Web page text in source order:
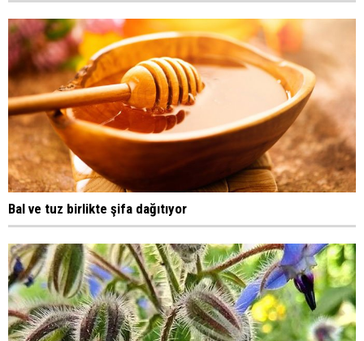
Bal ve tuz birlikte şifa dağıtıyor